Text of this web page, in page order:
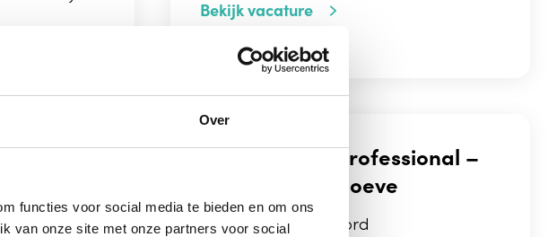
Over
functies voor social media te bieden en om ons
van onze site met onze partners voor social
Bekijk vacature
VE
Pedagogisch professional –
BSO de Stadshoeve
Amsterdam Noord